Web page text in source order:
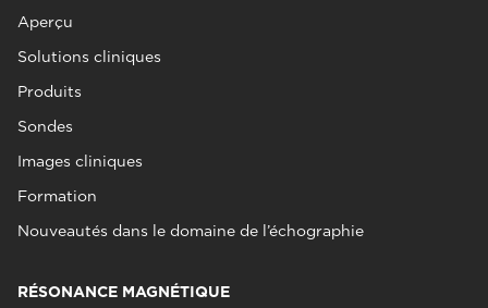
Aperçu
Solutions cliniques
Produits
Sondes
Images cliniques
Formation
Nouveautés dans le domaine de l’échographie
RÉSONANCE MAGNÉTIQUE